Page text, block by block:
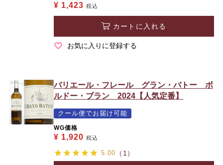
¥ 1,423 税込
カートに入れる
お気に入りに登録する
バリエール・フレール グラン・バトー ボ
ルドー・ブラン 2024【人気定番】
クール便でお届け可能
WG価格
¥ 1,920 税込
5.00 （1）